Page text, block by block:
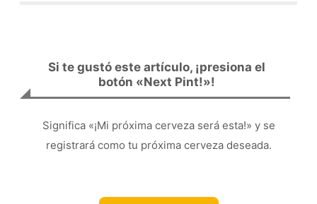
Si te gustó este artículo, ¡presiona el
botón «Next Pint!»!
Significa «¡Mi próxima cerveza será esta!» y se
registrará como tu próxima cerveza deseada.